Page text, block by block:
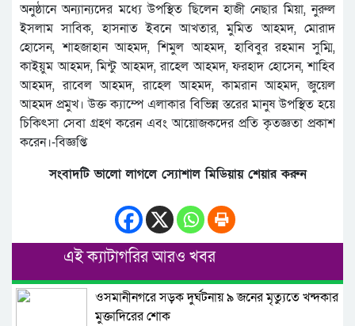
অনুষ্ঠানে অন্যান্যদের মধ্যে উপস্থিত ছিলেন হাজী নেছার মিয়া, নুরুল
ইসলাম সাবিক, হাসনাত ইবনে আখতার, মুমিত আহমদ, মোরাদ
হোসেন, শাহজাহান আহমদ, শিমুল আহমদ, হাবিবুর রহমান সুম্মি,
কাইয়ুম আহমদ, মিন্টু আহমদ, রাহেল আহমদ, ফরহাদ হোসেন, শাহিব
আহমদ, রাবেল আহমদ, রাহেল আহমদ, কামরান আহমদ, জুয়েল
আহমদ প্রমুখ। উক্ত ক্যাম্পে এলাকার বিভিন্ন স্তরের মানুষ উপস্থিত হয়ে
চিকিৎসা সেবা গ্রহণ করেন এবং আয়োজকদের প্রতি কৃতজ্ঞতা প্রকাশ
করেন।-বিজ্ঞপ্তি
সংবাদটি ভালো লাগলে স্যোশাল মিডিয়ায় শেয়ার করুন
এই ক্যাটাগরির আরও খবর
ওসমানীনগরে সড়ক দুর্ঘটনায় ৯ জনের মৃত্যুতে খন্দকার
মুক্তাদিরের শোক